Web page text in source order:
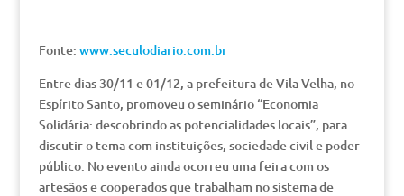
Fonte: www.seculodiario.com.br
Entre dias 30/11 e 01/12, a prefeitura de Vila Velha, no
Espírito Santo, promoveu o seminário “Economia
Solidária: descobrindo as potencialidades locais”, para
discutir o tema com instituições, sociedade civil e poder
público. No evento ainda ocorreu uma feira com os
artesãos e cooperados que trabalham no sistema de